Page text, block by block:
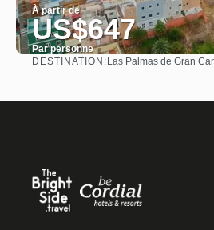
À partir de
US$647
Par personne
DESTINATION: Las Palmas de Gran